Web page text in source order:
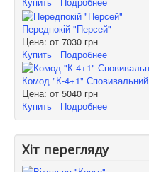
Передпокій "Персей"
Цена: от 7030 грн
Купить
Подробнее
Комод "К-4+1" Сповивальний
Цена: от 5040 грн
Купить
Подробнее
Хіт перегляду